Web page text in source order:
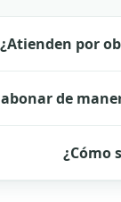
¿Atienden por
de
¿Cómo